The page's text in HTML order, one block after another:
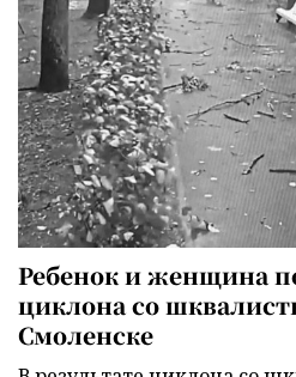
Ребенок и женщина
циклона со
Смоленске